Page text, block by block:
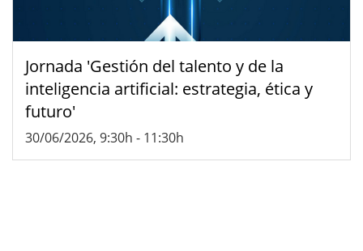
Jornada 'Gestión del talento y de la
inteligencia artificial: estrategia, ética y
futuro'
30/06/2026, 9:30h - 11:30h